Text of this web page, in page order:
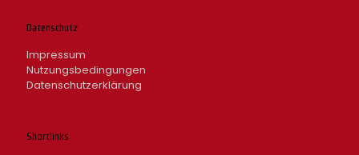
Datenschutz
Impressum
Nutzungsbedingungen
Datenschutzerklärung
Shortlinks